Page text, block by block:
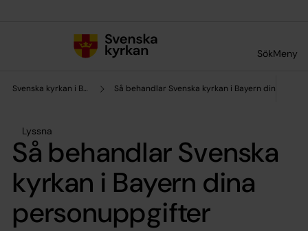
SökMeny
Svenska kyrkan i Bayern Så behandlar Svenska kyrkan i Bayern dina
Lyssna
Så behandlar Svenska
kyrkan i Bayern dina
personuppgifter